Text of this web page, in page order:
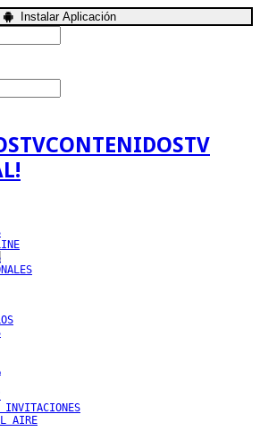
Instalar Aplicación
CONTENIDOSTV
INVITACIONES
AIRE